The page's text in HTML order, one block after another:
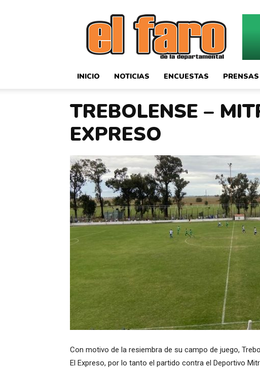
El
Faro
Deportivo
INICIO NOTICIAS ENCUESTAS PRENSAS
TREBOLENSE –
EXPRESO
Con motivo de la resiembra de su campo de juego,
El Expreso, por lo tanto el partido contra el Deportivo